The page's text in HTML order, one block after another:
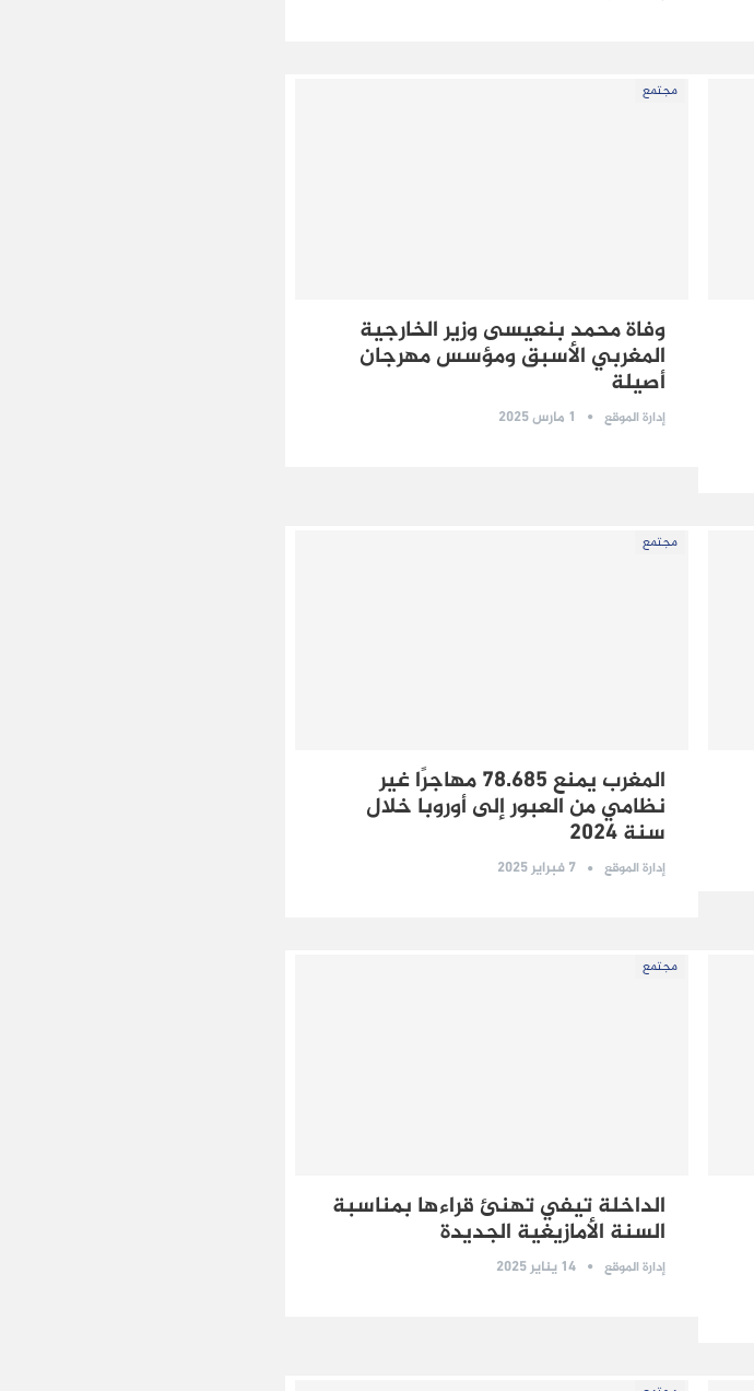
مجتمع
‎وفاة محمد بنعيسى وزير الخارجية
المغربي الأسبق ومؤسس مهرجان
أصيلة
إدارة الموقع 1 مارس 2025
مجتمع
المغرب يمنع 78.685 مهاجرًا غير
نظامي من العبور إلى أوروبا خلال
سنة 2024
إدارة الموقع 7 فبراير 2025
مجتمع
الداخلة تيفي تهنئ قراءها بمناسبة
السنة الأمازيغية الجديدة
إدارة الموقع 14 يناير 2025